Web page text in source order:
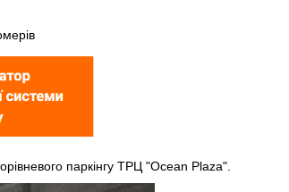
паркінгу ТРЦ "Ocean Plaza".